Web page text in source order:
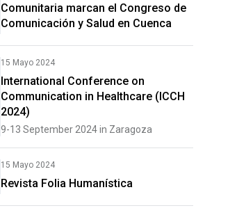
Comunitaria marcan el Congreso de
Comunicación y Salud en Cuenca
15 Mayo 2024
International Conference on
Communication in Healthcare (ICCH
2024)
9-13 September 2024 in Zaragoza
15 Mayo 2024
Revista Folia Humanística